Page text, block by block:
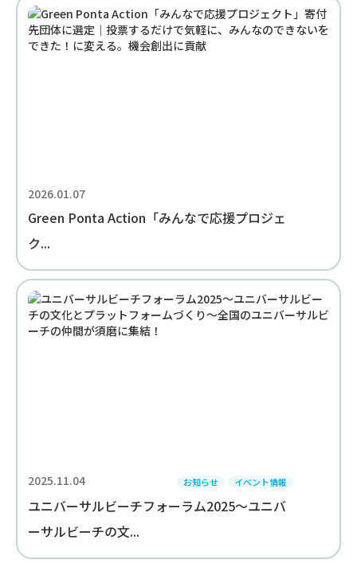
2026.01.07
Green Ponta Action「みんなで応援プロジェ
ク...
2025.11.04 お知らせ イベント情報
ユニバーサルビーチフォーラム2025～ユニバ
ーサルビーチの文...